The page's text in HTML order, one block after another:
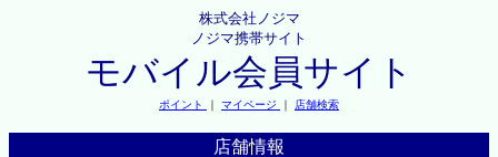
株式会社ノジマ
ノジマ携帯サイト
モバイル会員サイト
ポイント ｜ マイページ ｜ 店舗検索
店舗情報